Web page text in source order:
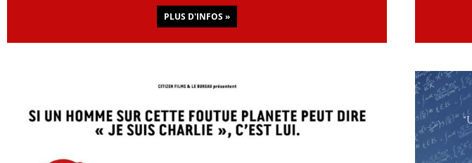
PLUS D'INFOS »